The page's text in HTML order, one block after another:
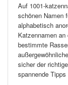
Auf 1001-
schönen Namen
alphabetisch
Katzennamen
bestimmte
sicher der
spannende